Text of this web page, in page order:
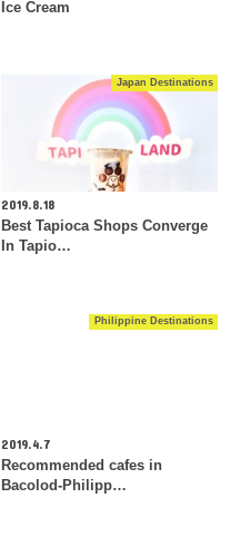
Ice Cream
Japan Destinations
2019.8.18
Best Tapioca Shops Converge
In Tapio…
Philippine Destinations
2019.4.7
Recommended cafes in
Bacolod-Philipp…